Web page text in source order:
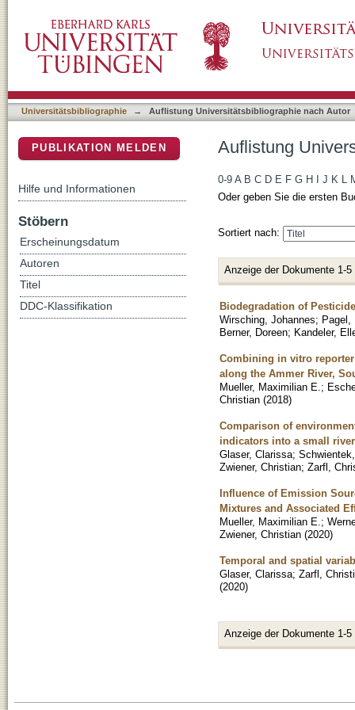
Universitätsbibliographie → Auflistung Universitätsbibliographie nach Autor
Auflistung
0-9 A B C D E F G H J K L
Oder geben Sie die ersten
Sortiert nach:
Anzeige der Dokumente 1-5
Biodegradation of
Wirsching, Johannes; Pagel,
Berner, Doreen; Kandeler,
Combining in vitro
along the Ammer River,
Mueller, Maximilian E. ;
Christian (2018)
Comparison of
indicators into a small
Glaser, Clarissa;
Zwiener, Christian; Zarfl,
Influence of Emission
Mixtures and Associated
Mueller, Maximilian E. ;
Zwiener, Christian (2020)
Temporal and spatial
Glaser, Clarissa; Zarfl,
(2020)
Anzeige der Dokumente 1-5
PUBLIKATION MELDEN
Hilfe und Informationen
Stöbern
Erscheinungsdatum
Autoren
Titel
DDC-Klassifikation